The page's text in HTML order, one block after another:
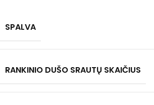
SPALVA
RANKINIO DUŠO SRAUTŲ SKAIČIUS